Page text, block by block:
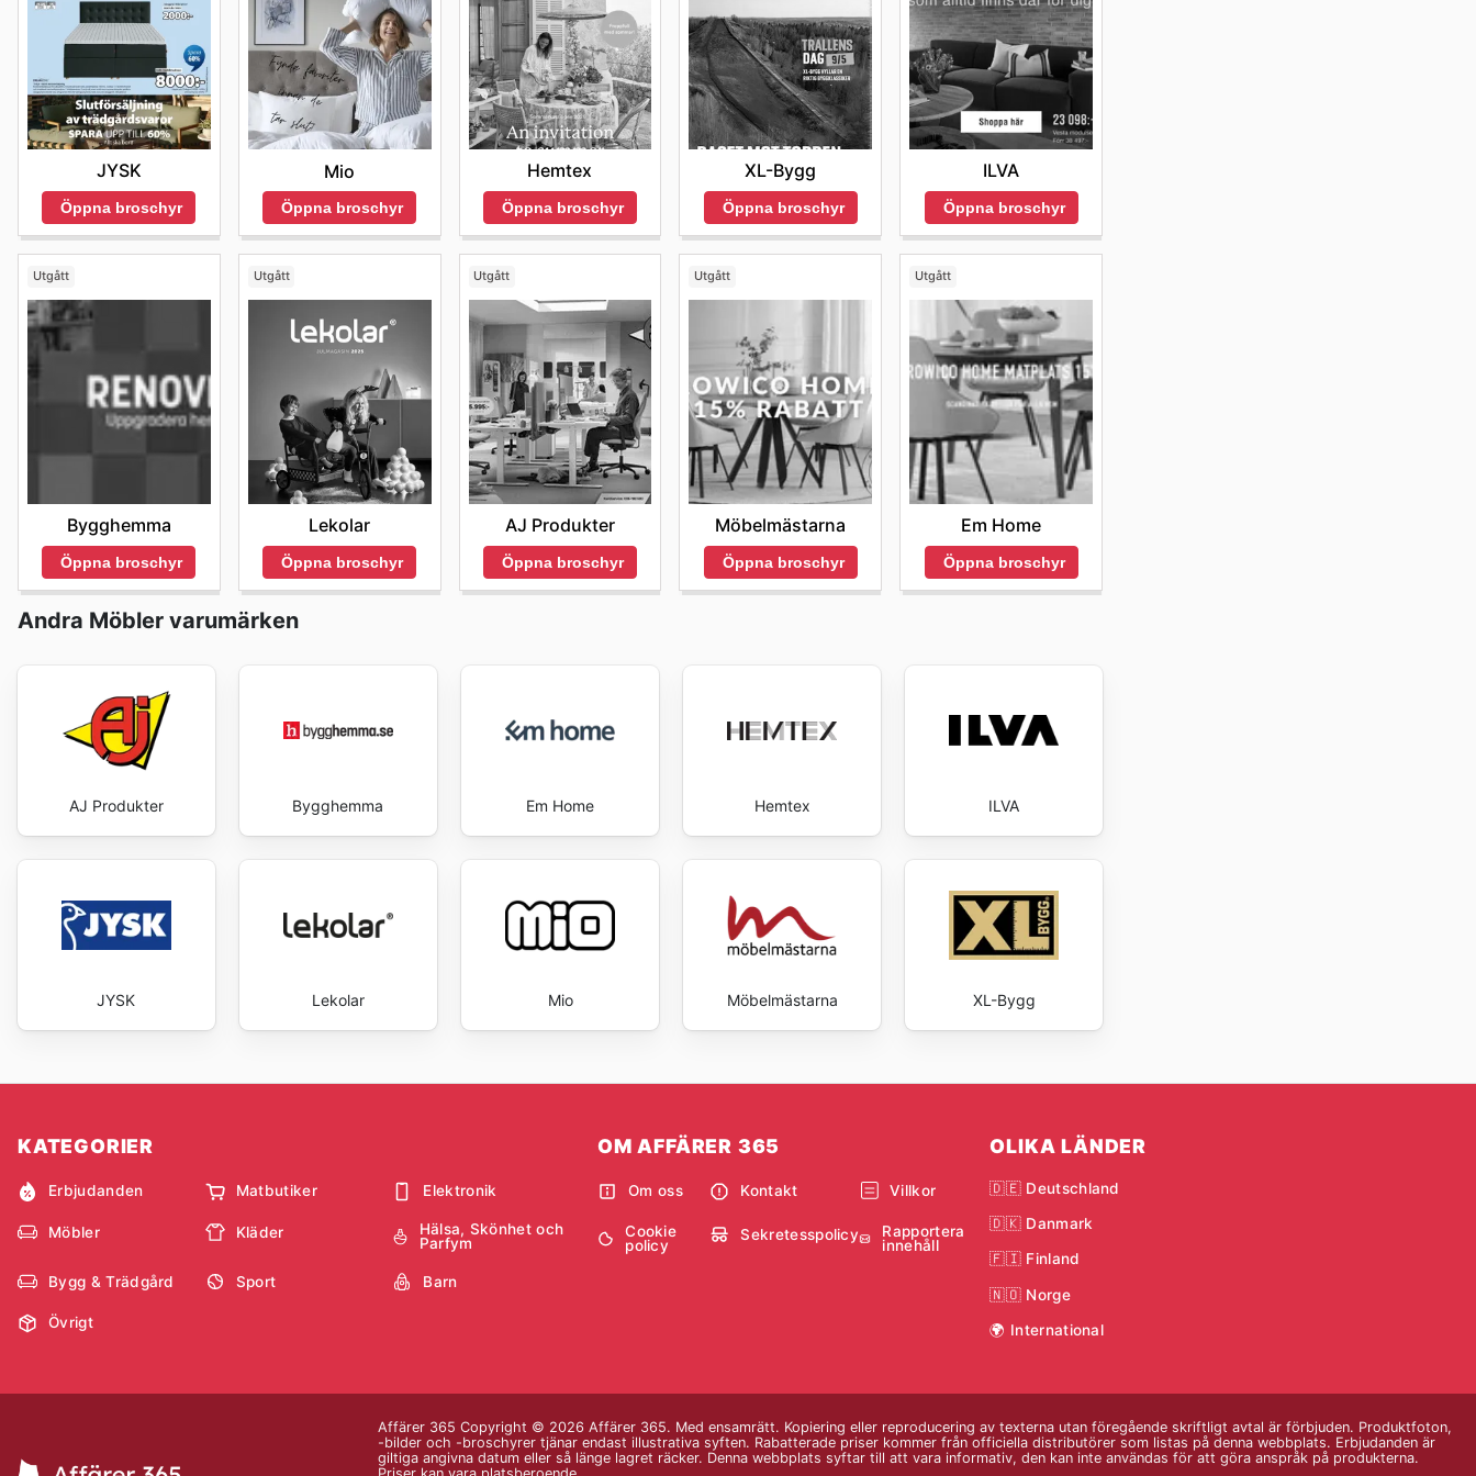
JYSK
Öppna broschyr
Mio
Öppna broschyr
Hemtex
Öppna broschyr
XL-Bygg
Öppna broschyr
ILVA
Öppna broschyr
Utgått
Bygghemma
Öppna broschyr
Utgått
Lekolar
Öppna broschyr
Utgått
AJ Produkter
Öppna broschyr
Utgått
Möbelmästarna
Öppna broschyr
Utgått
Em Home
Öppna broschyr
Andra Möbler varumärken
AJ Produkter Bygghemma Em Home Hemtex ILVA
JYSK Lekolar Mio Möbelmästarna XL-Bygg
KATEGORIER
Erbjudanden Matbutiker Elektronik
Möbler Kläder
Hälsa, Skönhet och
Parfym
Bygg & Trädgård Sport Barn
Övrigt
OM AFFÄRER 365
Om oss Kontakt Villkor
Cookie
policy
Sekretesspolicy
Rapportera
innehåll
OLIKA LÄNDER
🇩🇪 Deutschland
🇩🇰 Danmark
🇫🇮 Finland
🇳🇴 Norge
🌍 International
Affärer 365 Copyright © 2026 Affärer 365. Med ensamrätt. Kopiering eller reproducering av texterna utan föregående skriftligt avtal är förbjuden. Produktfoton,
-bilder och -broschyrer tjänar endast illustrativa syften. Rabatterade priser kommer från officiella distributörer som listas på denna webbplats. Erbjudanden är
giltiga angivna datum eller så länge lagret räcker. Denna webbplats syftar till att vara informativ, den kan inte användas för att göra anspråk på produkterna.